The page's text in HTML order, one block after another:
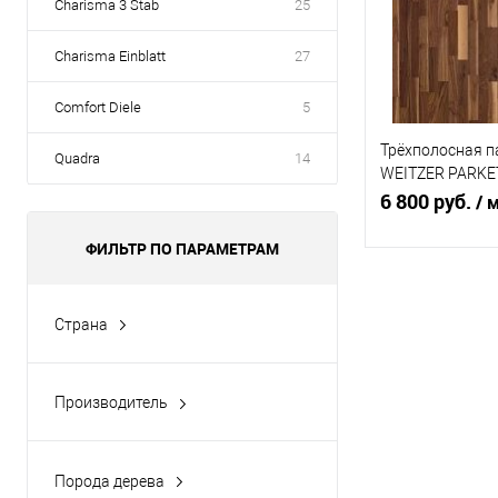
Charisma 3 Stab 25
Charisma Einblatt 27
Comfort Diele 5
Quadra 14
ФИЛЬТР ПО ПАРАМЕТРАМ
Страна
Производитель
Порода дерева
Трёхполосная
WEITZER
пропаренный
6 800 руб. /